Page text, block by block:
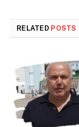
RELATED POSTS